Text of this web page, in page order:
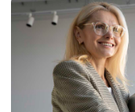
17 ИЮНЯ 2026
Скидка
FASHION-